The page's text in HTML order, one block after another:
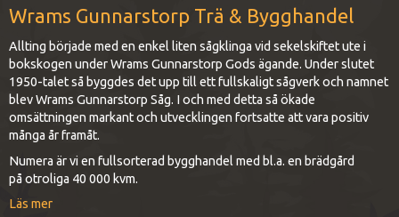
Wrams Gunnarstorp Trä & Bygghandel
Allting började med en enkel liten sågklinga vid sekelskiftet ute i
bokskogen under Wrams Gunnarstorp Gods ägande. Under slutet
1950-talet så byggdes det upp till ett fullskaligt sågverk och namnet
blev Wrams Gunnarstorp Såg. I och med detta så ökade
omsättningen markant och utvecklingen fortsatte att vara positiv
många år framåt.
Numera är vi en fullsorterad bygghandel med bl.a. en brädgård
på otroliga 40 000 kvm.
Läs mer